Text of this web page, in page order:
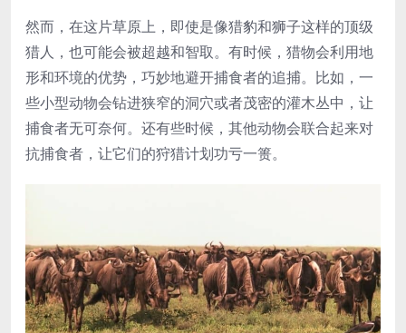
然而，在这片草原上，即使是像猎豹和狮子这样的顶级
猎人，也可能会被超越和智取。有时候，猎物会利用地
形和环境的优势，巧妙地避开捕食者的追捕。比如，一
些小型动物会钻进狭窄的洞穴或者茂密的灌木丛中，让
捕食者无可奈何。还有些时候，其他动物会联合起来对
抗捕食者，让它们的狩猎计划功亏一篑。